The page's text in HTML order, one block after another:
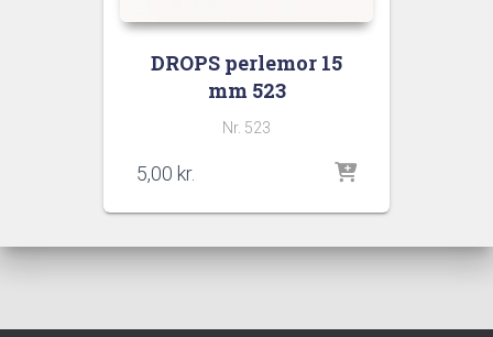
DROPS perlemor 15
mm 523
Nr. 523
5,00 kr.